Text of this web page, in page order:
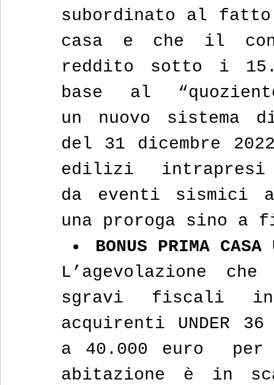
subordinato al
casa e che il
reddito sotto i
base al
un nuovo sistema
del 31 dicembre
edilizi
da eventi sismici
una proroga sino a
BONUS PRIMA CASA
L’agevolazione
sgravi fiscali
acquirenti UNDER
a 40.000 euro
abitazione è in